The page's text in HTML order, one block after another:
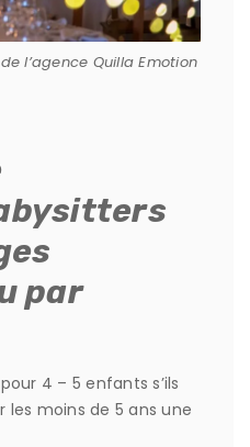
l’agence Quilla Emotion
par
4 – 5 enfants s’ils
les moins de 5 ans une